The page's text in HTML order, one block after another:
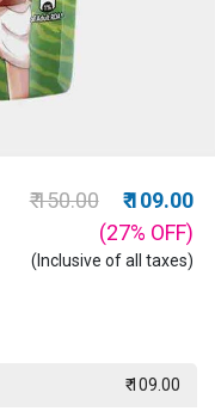
Price reduced from
₹ 150.00to
₹ 109.00
(27% OFF)
(Inclusive of all taxes)
₹ 109.00